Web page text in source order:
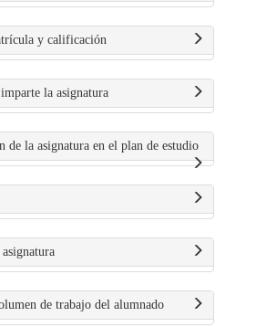
y calificación
la asignatura
de la asignatura en el plan de estudio
de trabajo del alumnado